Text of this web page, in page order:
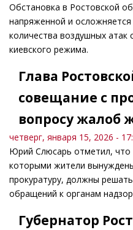
Обстановка в Ростовской
напряженной и осложняется
количества воздушных атак
киевского режима.
Глава
совещание с
вопросу жалоб
четверг, января 15, 2026 -
Юрий Слюсарь отметил, что
которыми жители
прокуратуру, должны
обращений к органам
Губернатор